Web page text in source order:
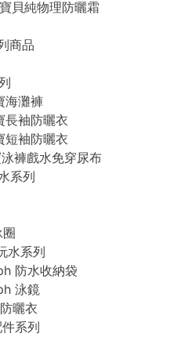
貝純物理防曬霜
商品
海灘褲
袖防曬衣
袖防曬衣
褲戲水免穿尿布
系列
水系列
防水收納袋
泳鏡
曬衣
系列
貝純物理防曬霜
商品
海灘褲
袖防曬衣
袖防曬衣
褲戲水免穿尿布
系列
水系列
防水收納袋
泳鏡
曬衣
系列